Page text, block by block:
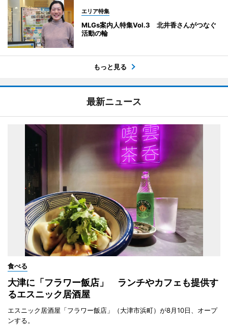
エリア特集
MLGs案内人特集Vol.3 北井香さんがつなぐ
活動の輪
もっと見る
最新ニュース
食べる
大津に「フラワー飯店」 ランチやカフェも提供す
るエスニック居酒屋
エスニック居酒屋「フラワー飯店」（大津市浜町）が8月10日、オープ
ンする。